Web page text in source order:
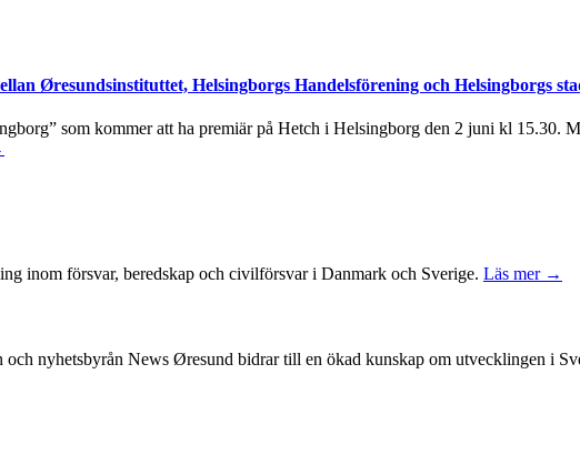
Øresundsinstituttet, Helsingborgs Handelsförening och Helsingborgs
som kommer att ha premiär på Hetch i Helsingborg den 2 juni kl 15.30.
inom försvar, beredskap och civilförsvar i Danmark och Sverige. Läs mer →
och nyhetsbyrån News Øresund bidrar till en ökad kunskap om utvecklingen i